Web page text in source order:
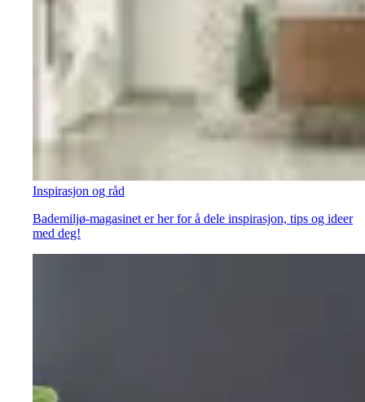
Inspirasjon og råd
Bademiljø-magasinet er her for å dele inspirasjon, tips og ideer
med deg!